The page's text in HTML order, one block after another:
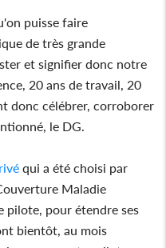
puisse faire
de très grande
et signifier donc notre
20 ans de travail, 20
donc célébrer, corroborer
le DG.
qui a été choisi par
Maladie
pilote, pour étendre ses
bientôt, au mois